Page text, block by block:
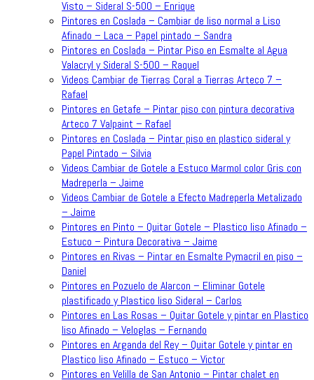
Visto – Sideral S-500 – Enrique
Pintores en Coslada – Cambiar de liso normal a Liso
Afinado – Laca – Papel pintado – Sandra
Pintores en Coslada – Pintar Piso en Esmalte al Agua
Valacryl y Sideral S-500 – Raquel
Videos Cambiar de Tierras Coral a Tierras Arteco 7 –
Rafael
Pintores en Getafe – Pintar piso con pintura decorativa
Arteco 7 Valpaint – Rafael
Pintores en Coslada – Pintar piso en plastico sideral y
Papel Pintado – Silvia
Videos Cambiar de Gotele a Estuco Marmol color Gris con
Madreperla – Jaime
Videos Cambiar de Gotele a Efecto Madreperla Metalizado
– Jaime
Pintores en Pinto – Quitar Gotele – Plastico liso Afinado –
Estuco – Pintura Decorativa – Jaime
Pintores en Rivas – Pintar en Esmalte Pymacril en piso –
Daniel
Pintores en Pozuelo de Alarcon – Eliminar Gotele
plastificado y Plastico liso Sideral – Carlos
Pintores en Las Rosas – Quitar Gotele y pintar en Plastico
liso Afinado – Veloglas – Fernando
Pintores en Arganda del Rey – Quitar Gotele y pintar en
Plastico liso Afinado – Estuco – Victor
Pintores en Velilla de San Antonio – Pintar chalet en